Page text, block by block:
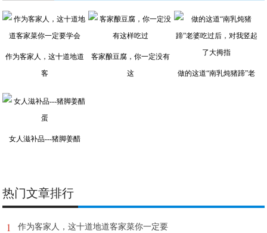
作为客家人，这十道地道
客
客家酿豆腐，你一定没有
这
做的这道“南乳炖猪蹄”老
女人滋补品---猪脚姜醋
热门文章排行
1 作为客家人，这十道地道客家菜你一定要